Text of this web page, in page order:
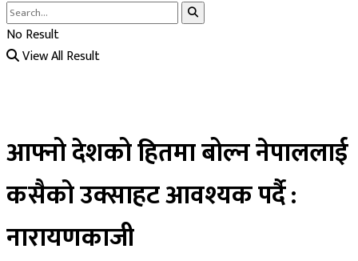
No Result
View All Result
आफ्नो देशको हितमा बोल्न नेपाललाई
कसैको उक्साहट आवश्यक पर्दै :
नारायणकाजी